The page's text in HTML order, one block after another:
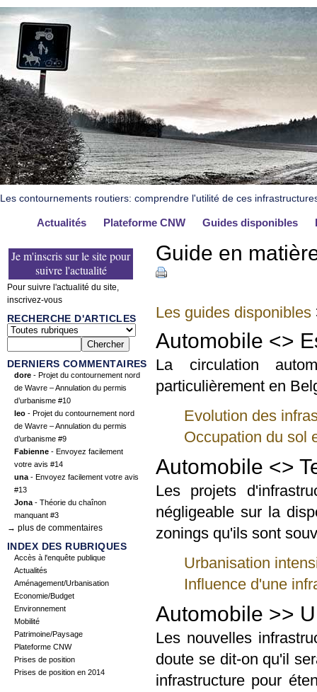
Les contournements routiers: comprendre l'utilité de ces
Actualités Plateforme CNW Guides disponibles
Je m'inscris sur le site pour
suivre l'actualité
Pour suivre l'actualité du site,
inscrivez-vous
RECHERCHE D'ARTICLES
DERNIERS COMMENTAIRES
dore - Projet du contournement nord
de Wavre – Annulation du permis
d’urbanisme #10
leo - Projet du contournement nord
de Wavre – Annulation du permis
d’urbanisme #9
Fabienne - Envoyez facilement
votre avis #14
una - Envoyez facilement votre avis
#13
Jona - Théorie du chaînon
manquant #3
→ plus de commentaires
INDEX DES RUBRIQUES
Accès à l'enquête publique
Actualités
Aménagement/Urbanisation
Economie/Budget
Environnement
Mobilité
Patrimoine/Paysage
Plateforme CNW
Prises de position
Prises de position en 2014
Guide en
Les guides disponibles
Automobile <>
La circulation
particulièrement en
Evolution des
Occupation du sol
Automobile <>
Les projets
négligeable sur la
zonings qu'ils sont
Urbanisation
Influence d'une
Automobile >>
Les nouvelles
doute se dit-on qu'il
infrastructure pour